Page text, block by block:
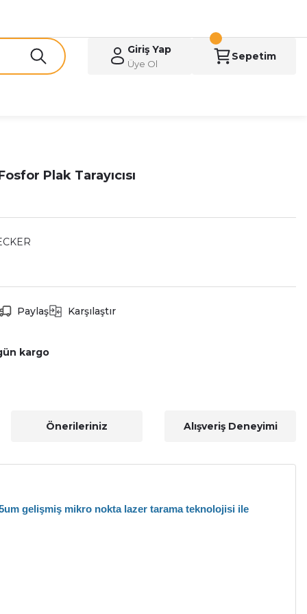
Giriş Yap
Üye Ol
Sepetim
Plak Tarayıcısı
Paylaş Karşılaştır
kargo
Önerileriniz Alışveriş Deneyimi
gelişmiş mikro nokta lazer tarama teknolojisi ile